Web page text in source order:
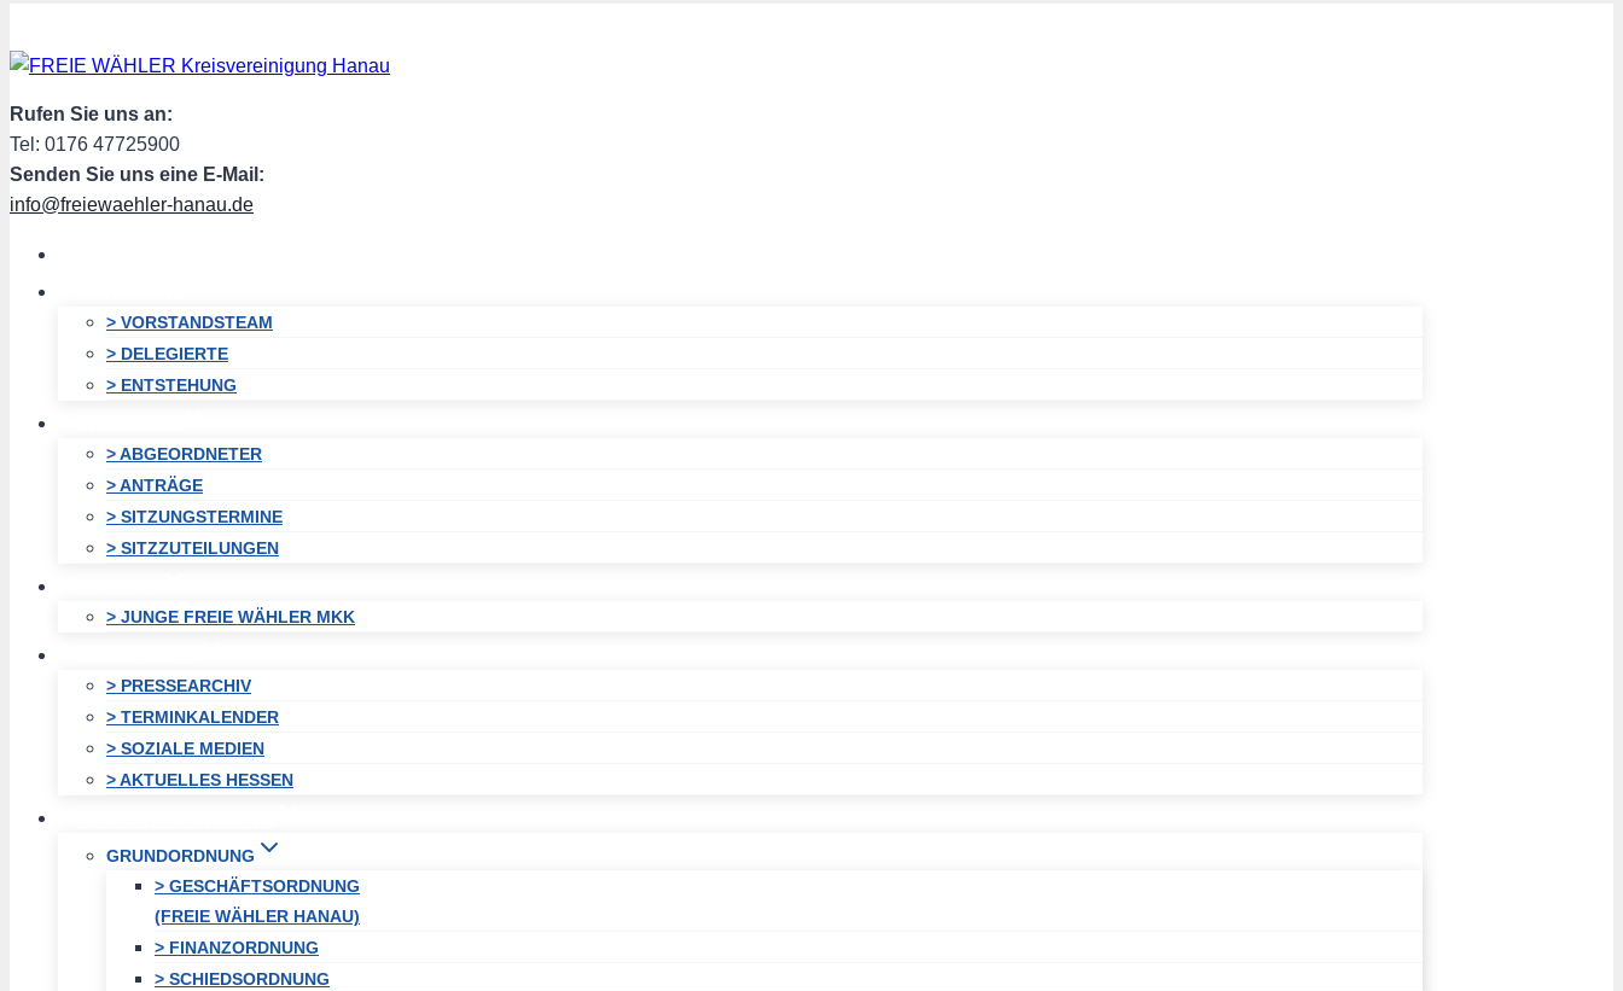
Inhalt
springen
Rufen Sie uns an:
Tel: 0176 47725900
Senden Sie uns eine E-Mail:
info@freiewaehler-hanau.de
> VORSTANDSTEAM
> DELEGIERTE
> ENTSTEHUNG
> ABGEORDNETER
> ANTRÄGE
> SITZUNGSTERMINE
> SITZZUTEILUNGEN
> JUNGE FREIE WÄHLER MKK
> PRESSEARCHIV
> TERMINKALENDER
> SOZIALE MEDIEN
> AKTUELLES HESSEN
GRUNDORDNUNG
> GESCHÄFTSORDNUNG
(FREIE WÄHLER HANAU)
> FINANZORDNUNG
> SCHIEDSORDNUNG